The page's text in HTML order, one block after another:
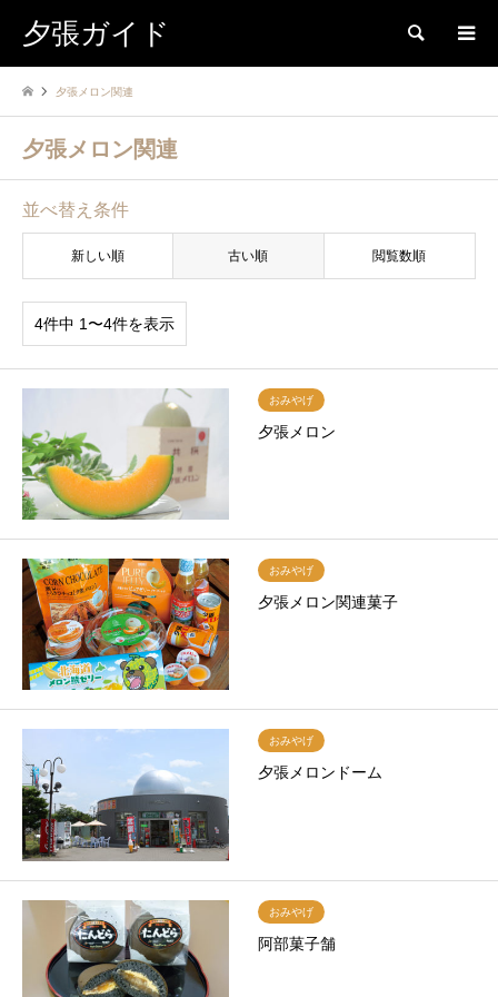
夕張ガイド 検索
夕張メロン関連
夕張メロン関連
並べ替え条件
新しい順 古い順 閲覧数順
4件中 1〜4件を表示
おみやげ
夕張メロン
おみやげ
夕張メロン関連菓子
おみやげ
夕張メロンドーム
おみやげ
阿部菓子舗